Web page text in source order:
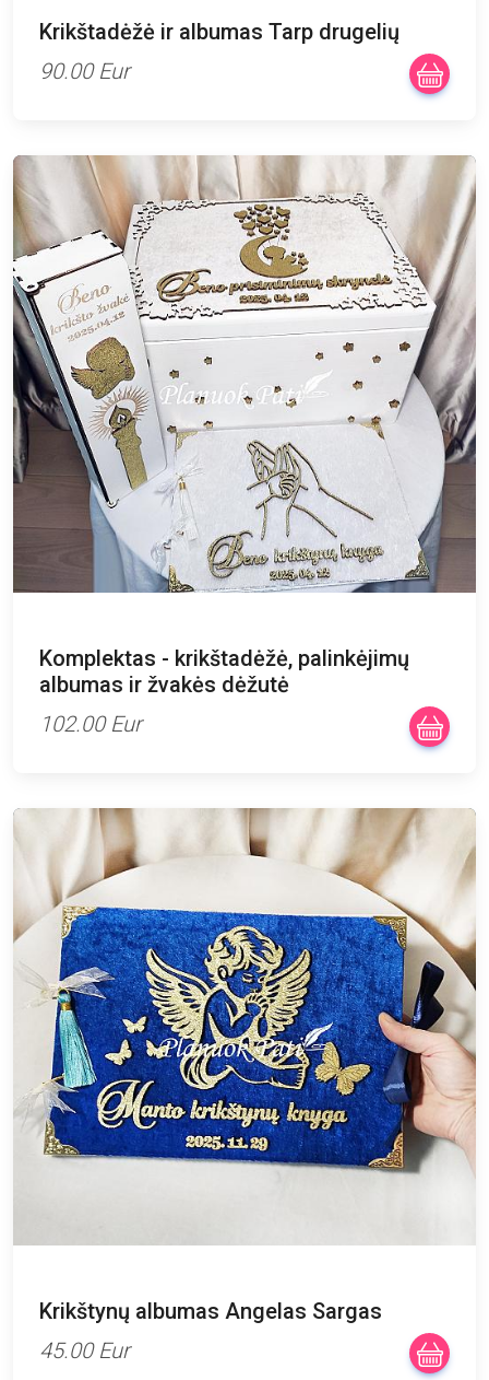
Krikštadėžė ir albumas Tarp drugelių
90.00 Eur
Komplektas - krikštadėžė, palinkėjimų
albumas ir žvakės dėžutė
102.00 Eur
Krikštynų albumas Angelas Sargas
45.00 Eur